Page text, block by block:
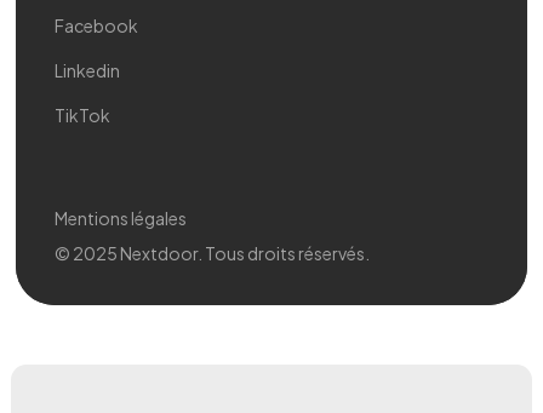
Facebook
Linkedin
TikTok
© 2025 Nextdoor. Tous droits réservés.
Mentions légales